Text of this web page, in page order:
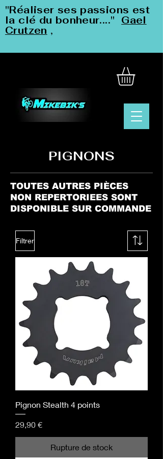
"Réaliser ses passions est
la clé du bonheur...." Gael
Crutzen ,
PIGNONS
TOUTES AUTRES PIÈCES
NON REPERTORIEES SONT
DISPONIBLE SUR COMMANDE
Filtrer
Pignon Stealth 4 points
Prix
29,90 €
Rupture de stock